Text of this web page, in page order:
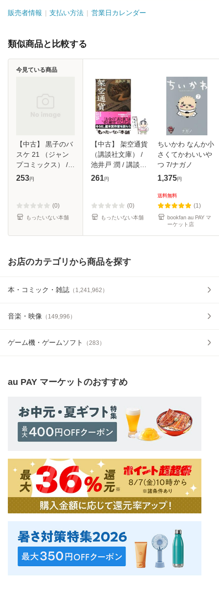
販売者情報 支払い方法 営業日カレンダー
類似商品と比較する
【中古】 黒子のバ
スケ 21 （ジャン
プコミックス） /
藤巻 忠俊 / 集英社
253円
(0)
もったいない本舗
今見ている商品
【中古】 架空通貨
（講談社文庫） /
池井戸 潤 / 講談社
[文庫]【メール便送
261円
(0)
もったいない本舗
ちいかわ なんか小
さくてかわいいや
つ 7/ナガノ
1,375円
送料無料
(1)
bookfan au PAY マ
ーケット店
お店のカテゴリから商品を探す
本・コミック・雑誌 （ 1,241,962 ）
音楽・映像 （ 149,996 ）
ゲーム機・ゲームソフト （283 ）
au PAY マーケットのおすすめ